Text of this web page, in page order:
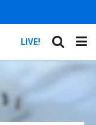
LIVE!